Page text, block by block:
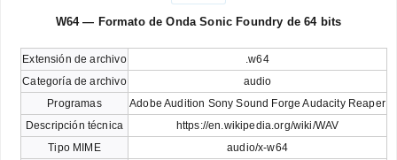
W64 — Formato de Onda Sonic Foundry de 64 bits
Extensión de archivo
.w64
Categoría de archivo
audio
Programas
Adobe Audition Sony Sound Forge Audacity Reaper
Descripción técnica
https://en.wikipedia.org/wiki/WAV
Tipo MIME
audio/x-w64